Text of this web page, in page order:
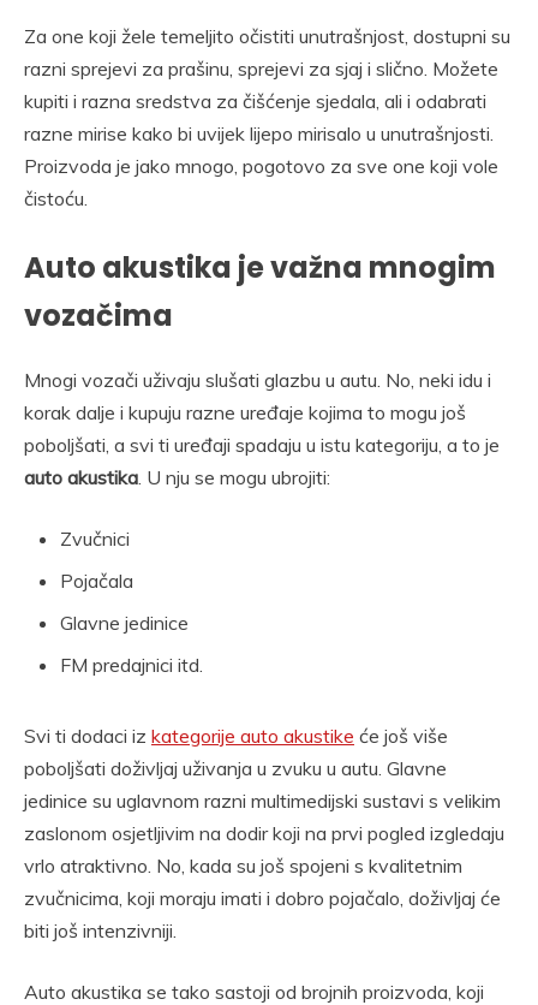
Za one koji žele temeljito očistiti unutrašnjost, dostupni su
razni sprejevi za prašinu, sprejevi za sjaj i slično. Možete
kupiti i razna sredstva za čišćenje sjedala, ali i odabrati
razne mirise kako bi uvijek lijepo mirisalo u unutrašnjosti.
Proizvoda je jako mnogo, pogotovo za sve one koji vole
čistoću.
Auto akustika je važna mnogim
vozačima
Mnogi vozači uživaju slušati glazbu u autu. No, neki idu i
korak dalje i kupuju razne uređaje kojima to mogu još
poboljšati, a svi ti uređaji spadaju u istu kategoriju, a to je
auto akustika . U nju se mogu ubrojiti:
Zvučnici
Pojačala
Glavne jedinice
FM predajnici itd.
Svi ti dodaci iz kategorije auto akustike će još više
poboljšati doživljaj uživanja u zvuku u autu. Glavne
jedinice su uglavnom razni multimedijski sustavi s velikim
zaslonom osjetljivim na dodir koji na prvi pogled izgledaju
vrlo atraktivno. No, kada su još spojeni s kvalitetnim
zvučnicima, koji moraju imati i dobro pojačalo, doživljaj će
biti još intenzivniji.
Auto akustika se tako sastoji od brojnih proizvoda, koji